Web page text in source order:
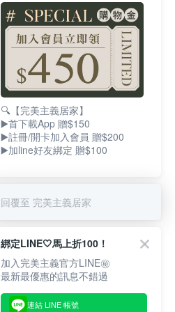
🔍【完美主義居家】
▶️首下載App 贈$150
▶️註冊/開卡加入會員 贈$200
▶️加line好友綁定 贈$100
回覆至 完美主義居家
綁定LINE🤍馬上折100！
加入完美主義官方LINE㊙
最新最優惠的訊息不錯過
連結 LINE 帳號